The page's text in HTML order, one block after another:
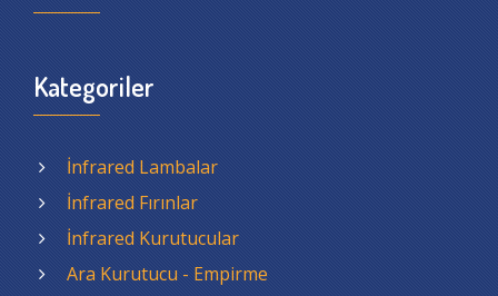
Kategoriler
İnfrared Lambalar
İnfrared Fırınlar
İnfrared Kurutucular
Ara Kurutucu - Empirme